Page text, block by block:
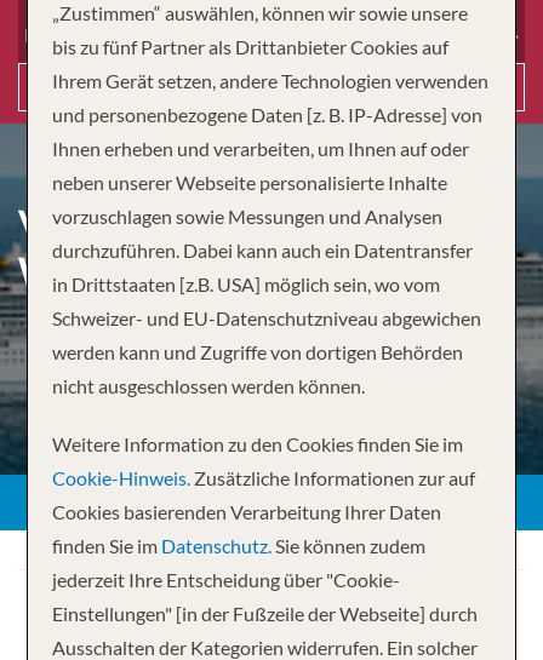
Reiseart
Suchen
VIELFALT PUR: RUND UM
WESTEUROPA
„Zustimmen“ auswählen, können wir sowie unsere
bis zu fünf Partner als Drittanbieter Cookies auf
Ihrem Gerät setzen, andere Technologien verwenden
und personenbezogene Daten [z. B. IP-Adresse] von
Ihnen erheben und verarbeiten, um Ihnen auf oder
neben unserer Webseite personalisierte Inhalte
vorzuschlagen sowie Messungen und Analysen
durchzuführen. Dabei kann auch ein Datentransfer
in Drittstaaten [z.B. USA] möglich sein, wo vom
Schweizer- und EU-Datenschutzniveau abgewichen
werden kann und Zugriffe von dortigen Behörden
nicht ausgeschlossen werden können.
Weitere Information zu den Cookies finden Sie im
Cookie-Hinweis. Zusätzliche Informationen zur auf
Cookies basierenden Verarbeitung Ihrer Daten
finden Sie im Datenschutz.Sie können zudem
jederzeit Ihre Entscheidung über "Cookie-
Einstellungen" [in der Fußzeile der Webseite] durch
Ausschalten der Kategorien widerrufen. Ein solcher